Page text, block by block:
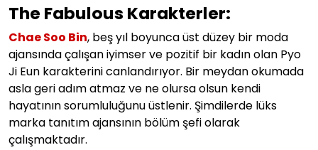
The Fabulous Karakterler:
Chae Soo Bin, beş yıl boyunca üst düzey bir moda
ajansında çalışan iyimser ve pozitif bir kadın olan Pyo
Ji Eun karakterini canlandırıyor. Bir meydan okumada
asla geri adım atmaz ve ne olursa olsun kendi
hayatının sorumluluğunu üstlenir. Şimdilerde lüks
marka tanıtım ajansının bölüm şefi olarak
çalışmaktadır.